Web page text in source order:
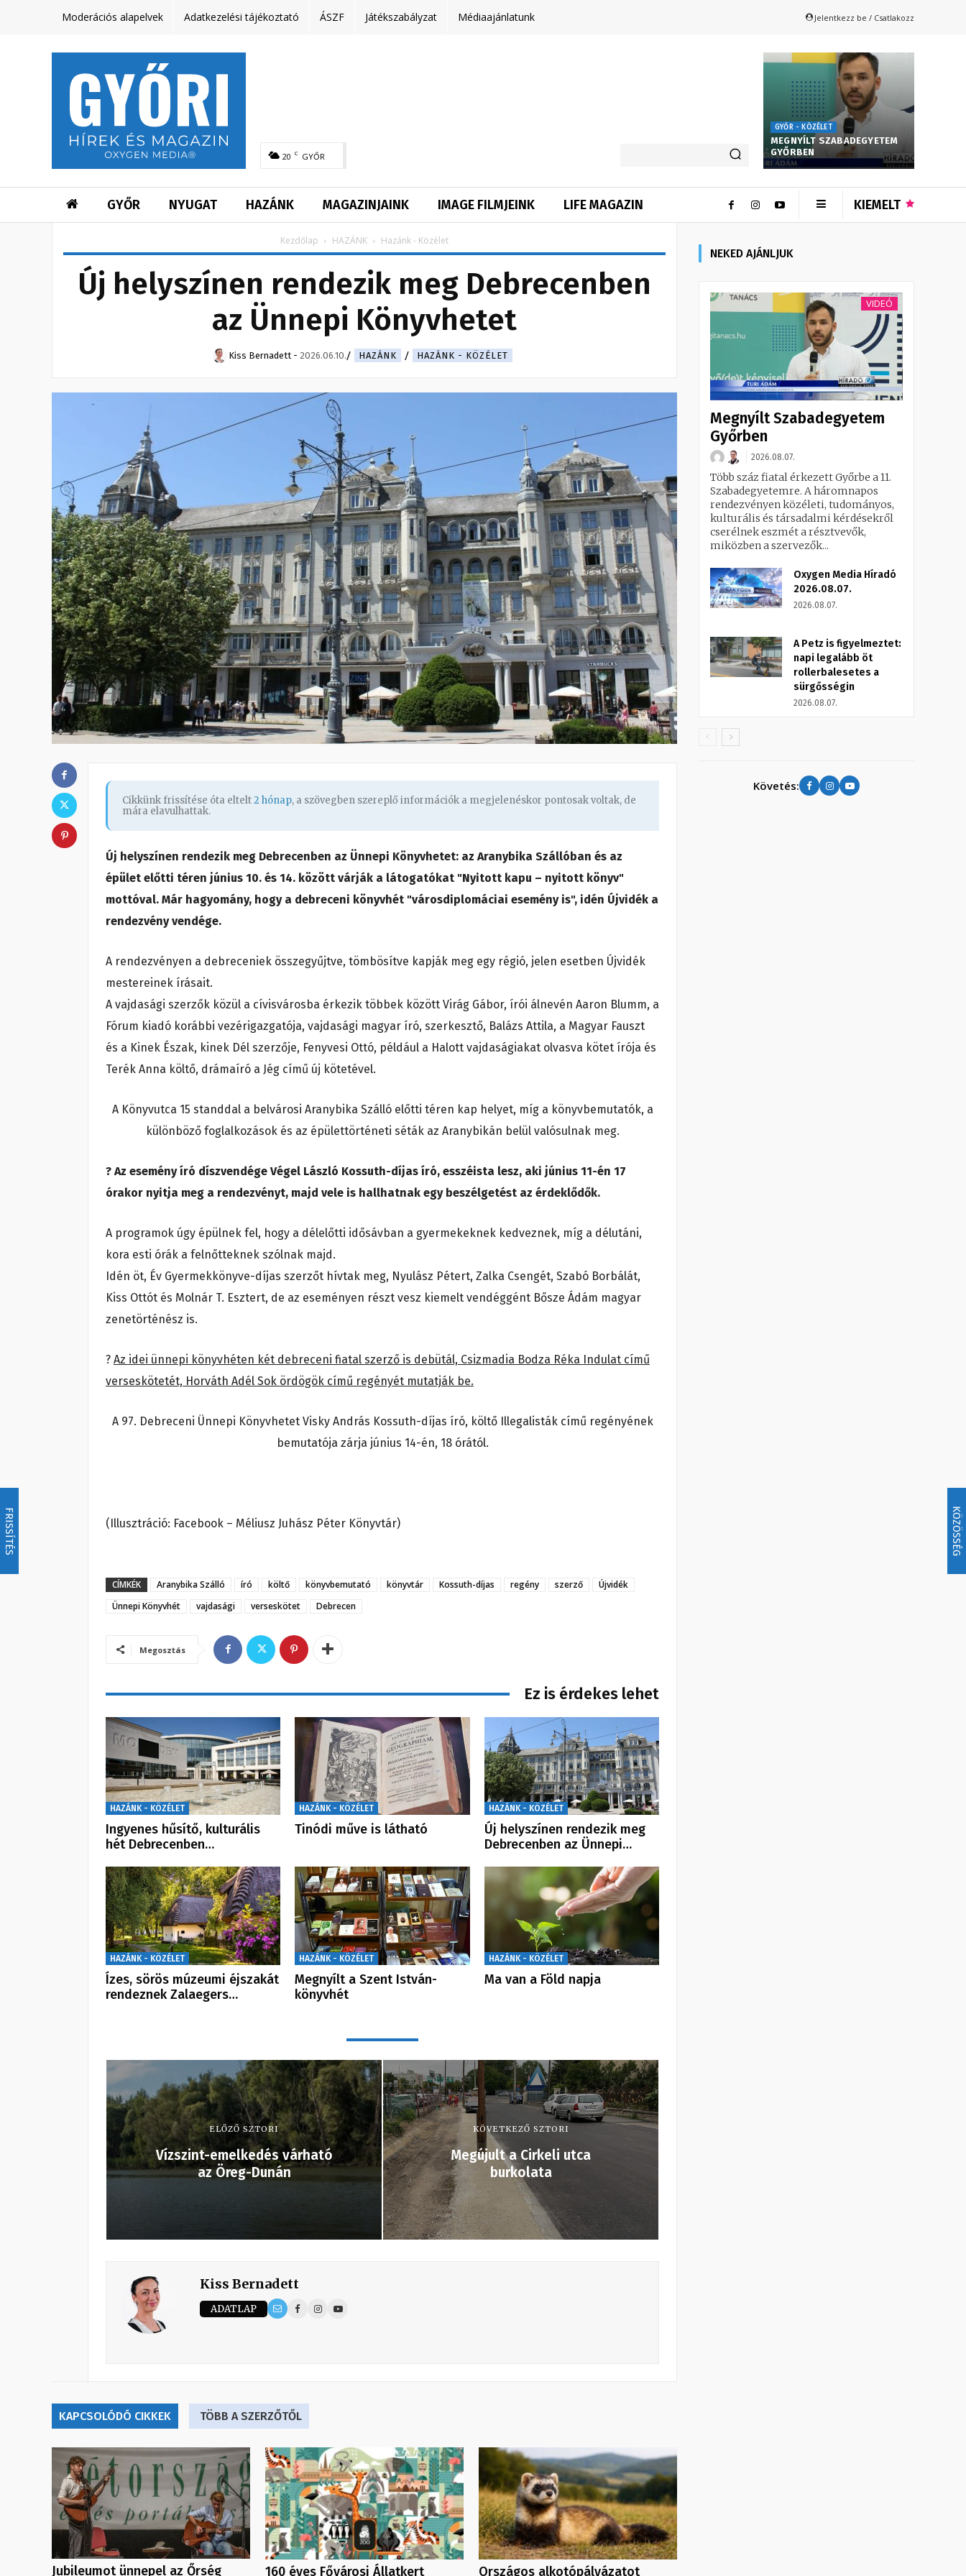
FRISSÍTÉS KÖZÖSSÉG
Moderációs alapelvek Adatkezelési tájékoztató ÁSZF Játékszabályzat Médiaajánlatunk Jelentkezz be / Csatlakozz
20 C GYŐR
GYŐR - KÖZÉLET
MEGNYÍLT SZABADEGYETEM
GYŐRBEN
GYŐR NYUGAT HAZÁNK MAGAZINJAINK IMAGE FILMJEINK LIFE MAGAZIN KIEMELT
Kezdőlap HAZÁNK Hazánk - Közélet
Új helyszínen rendezik meg Debrecenben
az Ünnepi Könyvhetet
Kiss Bernadett - 2026.06.10. HAZÁNK HAZÁNK - KÖZÉLET
Cikkünk frissítése óta eltelt2 hónap, a szövegben szereplő információk a megjelenéskor pontosak voltak, de
mára elavulhattak.
Új helyszínen rendezik meg Debrecenben az Ünnepi Könyvhetet: az Aranybika Szállóban és az
épület előtti téren június 10. és 14. között várják a látogatókat "Nyitott kapu – nyitott könyv"
mottóval. Már hagyomány, hogy a debreceni könyvhét "városdiplomáciai esemény is", idén Újvidék a
rendezvény vendége.
A rendezvényen a debreceniek összegyűjtve, tömbösítve kapják meg egy régió, jelen esetben Újvidék
mestereinek írásait.
A vajdasági szerzők közül a cívisvárosba érkezik többek között Virág Gábor, írói álnevén Aaron Blumm, a
Fórum kiadó korábbi vezérigazgatója, vajdasági magyar író, szerkesztő, Balázs Attila, a Magyar Fauszt
és a Kinek Észak, kinek Dél szerzője, Fenyvesi Ottó, például a Halott vajdaságiakat olvasva kötet írója és
Terék Anna költő, drámaíró a Jég című új kötetével.
A Könyvutca 15 standdal a belvárosi Aranybika Szálló előtti téren kap helyet, míg a könyvbemutatók, a
különböző foglalkozások és az épülettörténeti séták az Aranybikán belül valósulnak meg.
? Az esemény író díszvendége Végel László Kossuth-díjas író, esszéista lesz, aki június 11-én 17
órakor nyitja meg a rendezvényt, majd vele is hallhatnak egy beszélgetést az érdeklődők.
A programok úgy épülnek fel, hogy a délelőtti idősávban a gyermekeknek kedveznek, míg a délutáni,
kora esti órák a felnőtteknek szólnak majd.
Idén öt, Év Gyermekkönyve-díjas szerzőt hívtak meg, Nyulász Pétert, Zalka Csengét, Szabó Borbálát,
Kiss Ottót és Molnár T. Esztert, de az eseményen részt vesz kiemelt vendéggént Bősze Ádám magyar
zenetörténész is.
? Az idei ünnepi könyvhéten két debreceni fiatal szerző is debütál, Csizmadia Bodza Réka Indulat című
verseskötetét, Horváth Adél Sok ördögök című regényét mutatják be.
A 97. Debreceni Ünnepi Könyvhetet Visky András Kossuth-díjas író, költő Illegalisták című regényének
bemutatója zárja június 14-én, 18 órától.
(Illusztráció: Facebook – Méliusz Juhász Péter Könyvtár)
CÍMKÉK Aranybika Szálló író költő könyvbemutató könyvtár Kossuth-díjas regény szerző
Újvidék
Ünnepi Könyvhét
vajdasági verseskötet Debrecen
Megosztás
Ez is érdekes lehet
HAZÁNK - KÖZÉLET
Ingyenes hűsítő, kulturális
hét Debrecenben…
HAZÁNK - KÖZÉLET
Tinódi műve is látható
HAZÁNK - KÖZÉLET
Új helyszínen rendezik meg
Debrecenben az Ünnepi…
HAZÁNK - KÖZÉLET
Ízes, sörös múzeumi éjszakát
rendeznek Zalaegers…
HAZÁNK - KÖZÉLET
Megnyílt a Szent István-
könyvhét
HAZÁNK - KÖZÉLET
Ma van a Föld napja
ELŐZŐ SZTORI
Vízszint-emelkedés várható
az Öreg-Dunán
KÖVETKEZŐ SZTORI
Megújult a Cirkeli utca
burkolata
Kiss Bernadett
ADATLAP
KAPCSOLÓDÓ CIKKEK TÖBB A SZERZŐTŐL
Jubileumot ünnepel az Őrség 160 éves Fővárosi Állatkert Országos alkotópályázatot
NEKED AJÁNLJUK
VIDEÓ
Megnyílt Szabadegyetem
Győrben
2026.08.07.
Több száz fiatal érkezett Győrbe a 11.
Szabadegyetemre. A háromnapos
rendezvényen közéleti, tudományos,
kulturális és társadalmi kérdésekről
cserélnek eszmét a résztvevők,
miközben a szervezők...
Oxygen Media Híradó
2026.08.07.
2026.08.07.
A Petz is figyelmeztet:
napi legalább öt
rollerbalesetes a
sürgősségin
2026.08.07.
Követés: